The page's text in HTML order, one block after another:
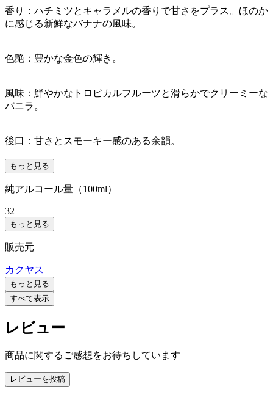
香り：ハチミツとキャラメルの香りで甘さをプラス。ほのか
に感じる新鮮なバナナの風味。
色艶：豊かな金色の輝き。
風味：鮮やかなトロピカルフルーツと滑らかでクリーミーな
バニラ。
後口：甘さとスモーキー感のある余韻。
もっと見る
純アルコール量（100ml）
32
もっと見る
販売元
カクヤス
もっと見る
すべて表示
レビュー
商品に関するご感想をお待ちしています
レビューを投稿